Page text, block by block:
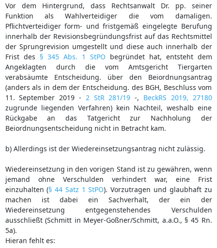
Vor dem Hintergrund, dass Rechtsanwalt Dr. pp. seiner
Funktion als Wahlverteidiger die vom damaligen.
Pflichtverteidiger form- und fristgemäß eingelegte Berufung
innerhalb der Revisionsbegründungsfrist auf das Rechtsmittel
der Sprungrevision umgestellt und diese auch innerhalb der
Frist des § 345 Abs. 1 StPO begründet hat, entsteht dem
Angeklagten durch die vom Amtsgericht Tiergarten
verabsäumte Entscheidung. über den Beiordnungsantrag
(anders als in dem der Entscheidung. des BGH, Beschluss vom
11. September 2019 - 2 StR 281/19 -, BeckRS 2019, 27180
zugrunde liegenden Verfahren) kein Nachteil, weshalb eine
Rückgabe an das Tatgericht zur Nachholung der
Beiordnungsentscheidung nicht in Betracht kam.
b) Allerdings ist der Wiedereinsetzungsantrag nicht zulässig.
Wiedereinsetzung in den vorigen Stand ist zu gewähren, wenn
jemand ohne Verschulden verhindert war, eine Frist
einzuhalten (§ 44 Satz 1 StPO). Vorzutragen und glaubhaft zu
machen ist dabei ein Sachverhalt, der ein der
Wiedereinsetzung entgegenstehendes Verschulden
ausschließt (Schmitt in Meyer-Goßner/Schmitt, a.a.O., § 45 Rn.
5a).
Hieran fehlt es: